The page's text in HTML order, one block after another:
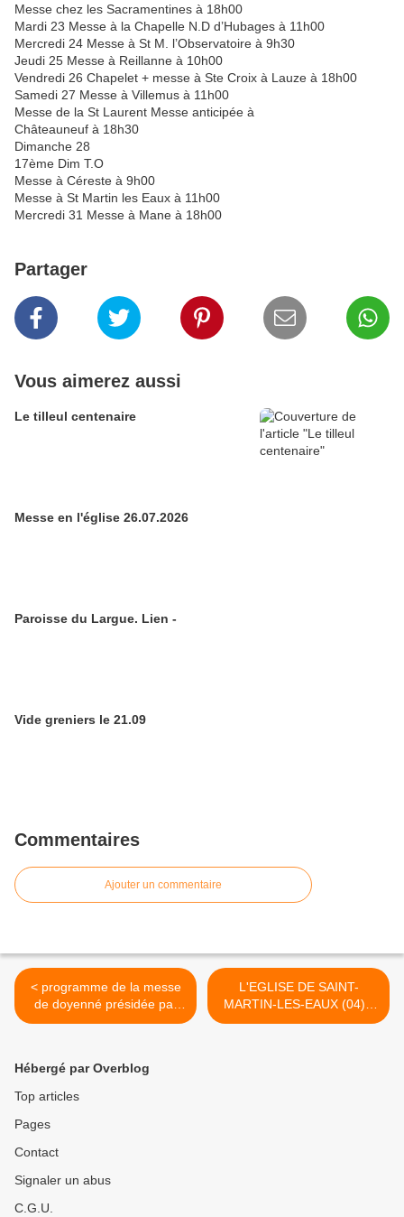
Messe chez les Sacramentines à 18h00
Mardi 23 Messe à la Chapelle N.D d’Hubages à 11h00
Mercredi 24 Messe à St M. l’Observatoire à 9h30
Jeudi 25 Messe à Reillanne à 10h00
Vendredi 26 Chapelet + messe à Ste Croix à Lauze à 18h00
Samedi 27 Messe à Villemus à 11h00
Messe de la St Laurent Messe anticipée à
Châteauneuf à 18h30
Dimanche 28
17ème Dim T.O
Messe à Céreste à 9h00
Messe à St Martin les Eaux à 11h00
Mercredi 31 Messe à Mane à 18h00
Partager
Vous aimerez aussi
Le tilleul centenaire
Messe en l'église 26.07.2026
Paroisse du Largue. Lien -
Vide greniers le 21.09
Commentaires
Ajouter un commentaire
< programme de la messe
de doyenné présidée par
l'évêque avec baptême et
L'EGLISE DE SAINT-
MARTIN-LES-EAUX (04) -
Luberon - *** >
Hébergé par Overblog
Top articles
Pages
Contact
Signaler un abus
C.G.U.